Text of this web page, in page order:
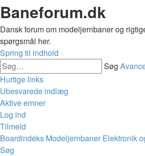
Baneforum.dk
Dansk forum om modeljernbaner og
spørgsmål her.
Spring til indhold
Søg
Hurtige links
Ubesvarede indlæg
Aktive emner
Log ind
Tilmeld
Boardindeks Modeljernbaner Elektronik
Søg